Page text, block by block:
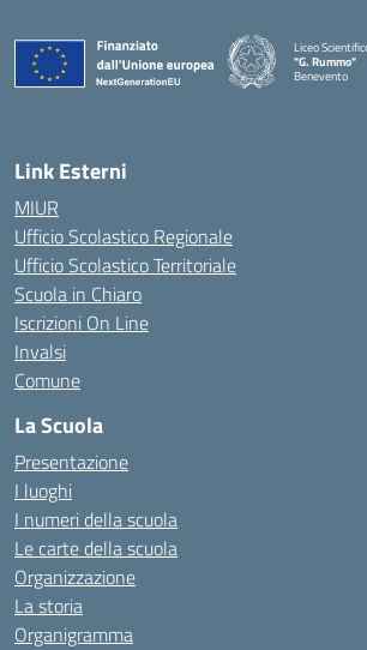
Liceo
"G. Rummo"
Benevento
Link Esterni
MIUR
Ufficio Scolastico Regionale
Ufficio Scolastico Territoriale
Scuola in Chiaro
Iscrizioni On Line
Invalsi
Comune
La Scuola
Presentazione
I luoghi
I numeri della scuola
Le carte della scuola
Organizzazione
La storia
Organigramma